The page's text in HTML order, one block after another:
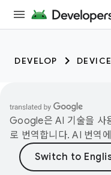
DEVELOP
Google은 AI 기술을 사
로 번역합니다. AI 번역